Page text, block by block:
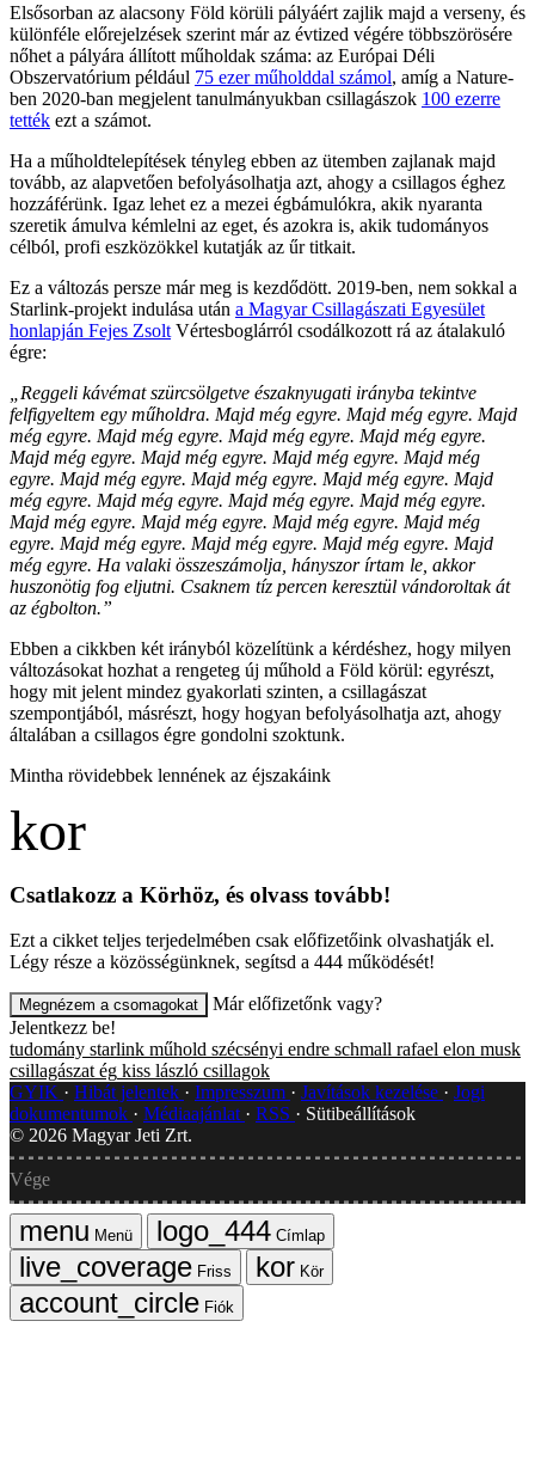
Elsősorban az alacsony Föld körüli pályáért zajlik majd a verseny, és
különféle előrejelzések szerint már az évtized végére többszörösére
nőhet a pályára állított műholdak száma: az Európai Déli
Obszervatórium például 75 ezer műholddal számol, amíg a Nature-
ben 2020-ban megjelent tanulmányukban csillagászok 100 ezerre
tették ezt a számot.
Ha a műholdtelepítések tényleg ebben az ütemben zajlanak majd
tovább, az alapvetően befolyásolhatja azt, ahogy a csillagos éghez
hozzáférünk. Igaz lehet ez a mezei égbámulókra, akik nyaranta
szeretik ámulva kémlelni az eget, és azokra is, akik tudományos
célból, profi eszközökkel kutatják az űr titkait.
Ez a változás persze már meg is kezdődött. 2019-ben, nem sokkal a
Starlink-projekt indulása után a Magyar Csillagászati Egyesület
honlapján Fejes Zsolt Vértesboglárról csodálkozott rá az átalakuló
égre:
„Reggeli kávémat szürcsölgetve északnyugati irányba tekintve
felfigyeltem egy műholdra. Majd még egyre. Majd még egyre. Majd
még egyre. Majd még egyre. Majd még egyre. Majd még egyre.
Majd még egyre. Majd még egyre. Majd még egyre. Majd még
egyre. Majd még egyre. Majd még egyre. Majd még egyre. Majd
még egyre. Majd még egyre. Majd még egyre. Majd még egyre.
Majd még egyre. Majd még egyre. Majd még egyre. Majd még
egyre. Majd még egyre. Majd még egyre. Majd még egyre. Majd
még egyre. Ha valaki összeszámolja, hányszor írtam le, akkor
huszonötig fog eljutni. Csaknem tíz percen keresztül vándoroltak át
az égbolton.”
Ebben a cikkben két irányból közelítünk a kérdéshez, hogy milyen
változásokat hozhat a rengeteg új műhold a Föld körül: egyrészt,
hogy mit jelent mindez gyakorlati szinten, a csillagászat
szempontjából, másrészt, hogy hogyan befolyásolhatja azt, ahogy
általában a csillagos égre gondolni szoktunk.
Mintha rövidebbek lennének az éjszakáink
Csatlakozz a Körhöz, és olvass tovább!
Ezt a cikket teljes terjedelmében csak előfizetőink olvashatják el.
Légy része a közösségünknek, segítsd a 444 működését!
Megnézem a csomagokat
Már előfizetőnk vagy?
Jelentkezz be!
tudomány starlink műhold szécsényi endre schmall rafael elon musk
csillagászat ég kiss lászló csillagok
GYIK
Hibát jelentek Impresszum Javítások kezelése
Jogi
dokumentumok
Médiaajánlat RSS
Sütibeállítások
© 2026 Magyar Jeti Zrt.
Vége
Menü
Címlap
Friss
Kör
Fiók